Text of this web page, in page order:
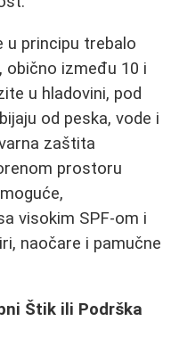
u principu trebalo
obično između 10 i
u hladovini, pod
od peska, vode i
zaštita
prostoru
visokim SPF-om i
naočare i pamučne
Štik ili Podrška